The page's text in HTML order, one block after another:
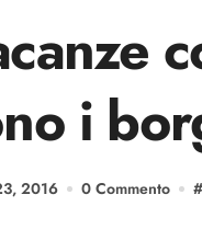
i
2016 0 Commento #